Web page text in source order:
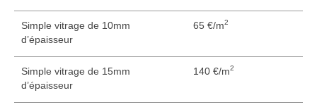
Simple vitrage de 10mm
d’épaisseur
65 €/m2
Simple vitrage de 15mm
d’épaisseur
140 €/m2